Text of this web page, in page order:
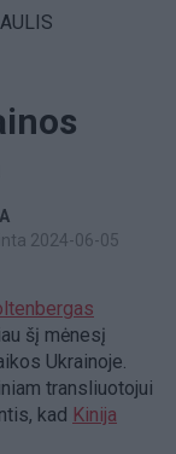
2024-06-05
šį mėnesį
Ukrainoje.
transliuotojui
kad Kinija